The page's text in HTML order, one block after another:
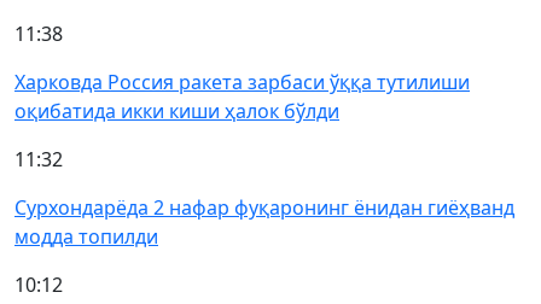
11:38
Харковда Россия ракета зарбаси ўққа тутилиши
оқибатида икки киши ҳалок бўлди
11:32
Сурхондарёда 2 нафар фуқаронинг ёнидан гиёҳванд
модда топилди
10:12